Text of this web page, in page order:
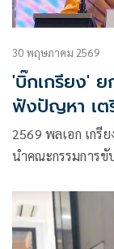
30 พฤษภาคม 2569
'บิ๊กเกรียง'
ฟังปัญหา เต
2569 พลเอก เกรี
นำคณะกรรมการ
ตะกั่วป่า จังหวัดพั
ประชาชนโดยตรง